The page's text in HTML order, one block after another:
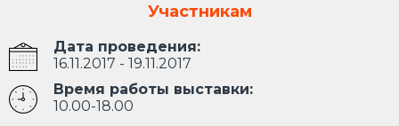
Участникам
Дата проведения:
16.11.2017 - 19.11.2017
Время работы выставки:
10.00-18.00